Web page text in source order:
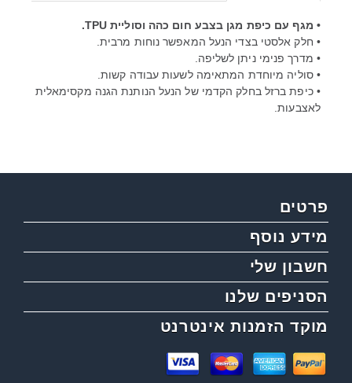
• מגף עם כיפת מגן בצבע חום כהה וסוליית TPU.
• חלק אלסטי בצדי הנעל המאפשר נוחות מרבית.
• מדרך פנימי ניתן לשליפה.
• סוליה מיוחדת המתאימה לשעות עבודה קשות.
• כיפת ברזל בחלק הקדמי של הנעל הנותנת הגנה מקסימאלית
לאצבעות.
פרטים
מידע נוסף
חשבון שלי
הסניפים שלנו
מוקד הזמנות אינטרנט